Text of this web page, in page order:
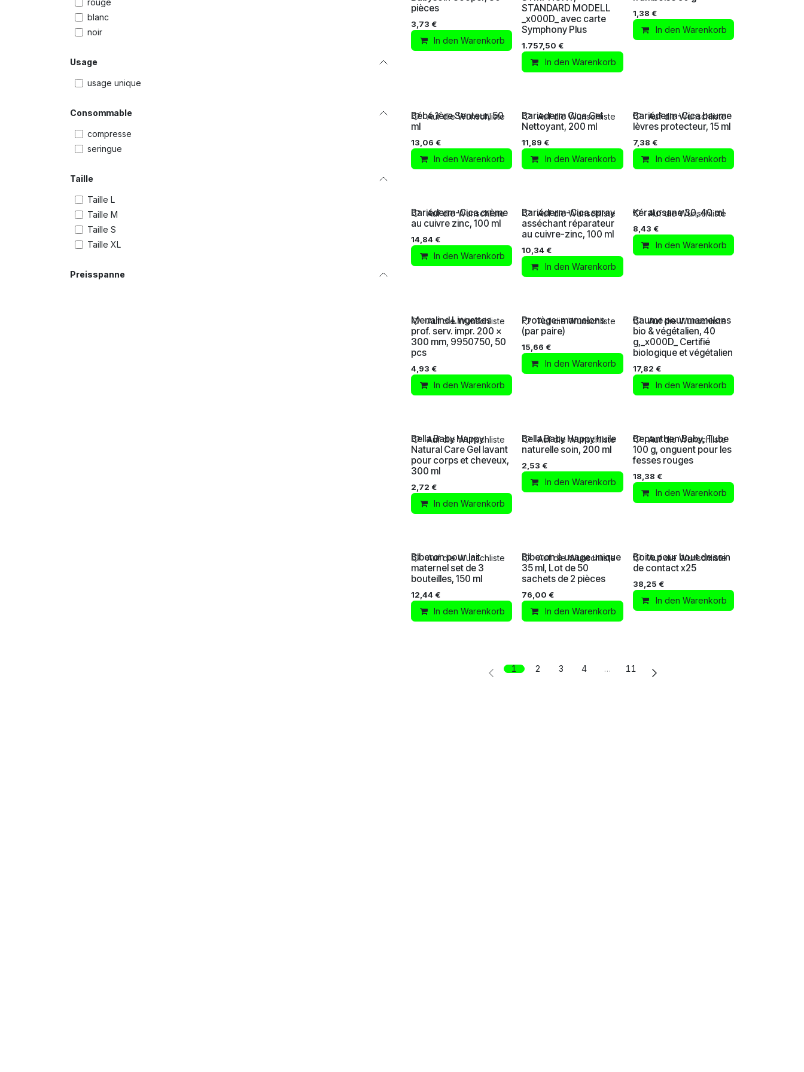
rouge
blanc
noir
Usage
usage unique
Consommable
compresse
seringue
Taille
Taille L
Taille M
Taille S
Taille XL
Preisspanne
pièces
3,73 €
In den Warenkorb
STANDARD MODELL
_x000D_ avec carte
Symphony Plus
1.757,50 €
In den Warenkorb
1,38 €
In den Warenkorb
Bébé 1ère Senteur, 50
ml
13,06 €
In den Warenkorb
Auf die Wunschliste
Bariederm Cica Gel
Nettoyant, 200 ml
11,89 €
In den Warenkorb
Auf die Wunschliste
Bariéderm-Cica baume
lèvres protecteur, 15 ml
7,38 €
In den Warenkorb
Auf die Wunschliste
Bariéderm-Cica crème
au cuivre zinc, 100 ml
14,84 €
In den Warenkorb
Auf die Wunschliste
Bariéderm-Cica spray
asséchant réparateur
au cuivre-zinc, 100 ml
10,34 €
In den Warenkorb
Auf die Wunschliste Kératosane 30, 40 ml
8,43 €
In den Warenkorb
Auf die Wunschliste
Menalind Lingettes
prof. serv. impr. 200 x
300 mm, 9950750, 50
pcs
4,93 €
In den Warenkorb
Auf die Wunschliste
Protège-mamelons
(par paire)
15,66 €
In den Warenkorb
Auf die Wunschliste
Baume pour mamelons
bio & végétalien, 40
g,_x000D_ Certifié
biologique et végétalien
17,82 €
In den Warenkorb
Auf die Wunschliste
Bella Baby Happy
Natural Care Gel lavant
pour corps et cheveux,
300 ml
2,72 €
In den Warenkorb
Auf die Wunschliste
Bella Baby Happy huile
naturelle soin, 200 ml
2,53 €
In den Warenkorb
Auf die Wunschliste
Bepanthen Baby, Tube
100 g, onguent pour les
fesses rouges
18,38 €
In den Warenkorb
Auf die Wunschliste
Biberon pour lait
maternel set de 3
bouteilles, 150 ml
12,44 €
In den Warenkorb
Auf die Wunschliste
Biberon à usage unique
35 ml, Lot de 50
sachets de 2 pièces
76,00 €
In den Warenkorb
Auf die Wunschliste
Boite pour bout de sein
de contact x25
38,25 €
In den Warenkorb
Auf die Wunschliste
1 2 3 4 … 11